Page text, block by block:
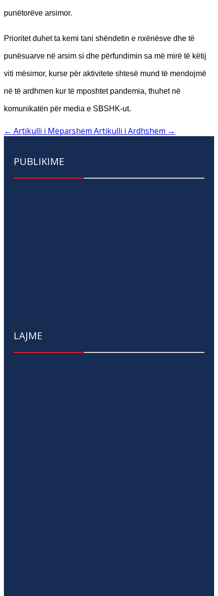
punëtorëve arsimor.
Prioritet duhet ta kemi tani shëndetin e nxënësve dhe të
punësuarve në arsim si dhe përfundimin sa më mirë të këtij
viti mësimor, kurse për aktivitete shtesë mund të mendojmë
në të ardhmen kur të mposhtet pandemia, thuhet në
komunikatën për media e SBSHK-ut.
← Artikulli i Mëparshëm Artikulli i Ardhshëm →
PUBLIKIME
LAJME